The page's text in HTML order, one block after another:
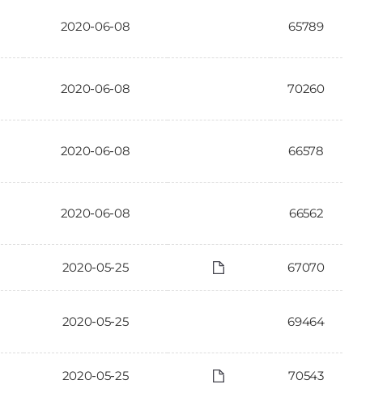
2020-06-08 65789
2020-06-08 70260
2020-06-08 66578
2020-06-08 66562
2020-05-25 67070
2020-05-25 69464
2020-05-25 70543